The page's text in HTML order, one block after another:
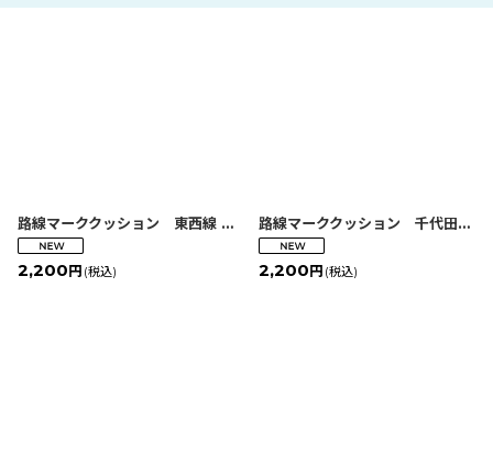
路線マーククッション 東西線 [2580000065387]
2,200円 (税込)
路線マーククッション 千代田線
2,200円 (税込)